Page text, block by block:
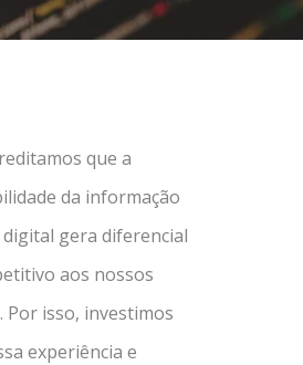
que a
da informação
gera diferencial
aos nossos
Por isso, investimos
experiência e